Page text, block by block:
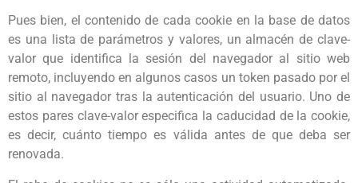
Pues bien, el contenido de cada cookie en la base de datos
es una lista de parámetros y valores, un almacén de clave-
valor que identifica la sesión del navegador al sitio web
remoto, incluyendo en algunos casos un token pasado por el
sitio al navegador tras la autenticación del usuario. Uno de
estos pares clave-valor especifica la caducidad de la cookie,
es decir, cuánto tiempo es válida antes de que deba ser
renovada.